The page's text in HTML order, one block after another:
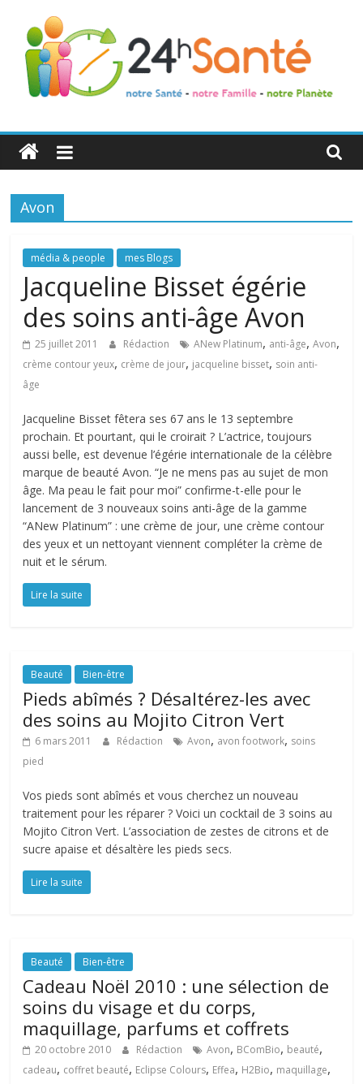
24h
Santé
La
de
toute
famille
Avon
média & people mes Blogs
Jacqueline Bisset égérie
des soins anti-âge Avon
25 juillet 2011 Rédaction ANew Platinum, anti-âge,Avon,
crème contour yeux, crème de jour, jacqueline bisset, soin anti-
âge
Jacqueline Bisset fêtera ses 67 ans le 13 septembre
prochain. Et pourtant, qui le croirait ? L’actrice, toujours
aussi belle, est devenue l’égérie internationale de la célèbre
marque de beauté Avon. “Je ne mens pas au sujet de mon
âge. Ma peau le fait pour moi” confirme-t-elle pour le
lancement de 3 nouveaux soins anti-âge de la gamme
“ANew Platinum” : une crème de jour, une crème contour
des yeux et un nettoyant viennent compléter la crème de
nuit et le sérum.
Lire la suite
Beauté Bien-être
Pieds abîmés ? Désaltérez-les avec
des soins au Mojito Citron Vert
6 mars 2011 Rédaction Avon, avon footwork, soins
pied
Vos pieds sont abîmés et vous cherchez un nouveau
traitement pour les réparer ? Voici un cocktail de 3 soins au
Mojito Citron Vert. L’association de zestes de citrons et de
sucre apaise et désaltère les pieds secs.
Lire la suite
Beauté Bien-être
Cadeau Noël 2010 : une sélection de
soins du visage et du corps,
maquillage, parfums et coffrets
20 octobre 2010 Rédaction Avon, BComBio, beauté,
cadeau, coffret beauté, Eclipse Colours, Effea, H2Bio, maquillage,